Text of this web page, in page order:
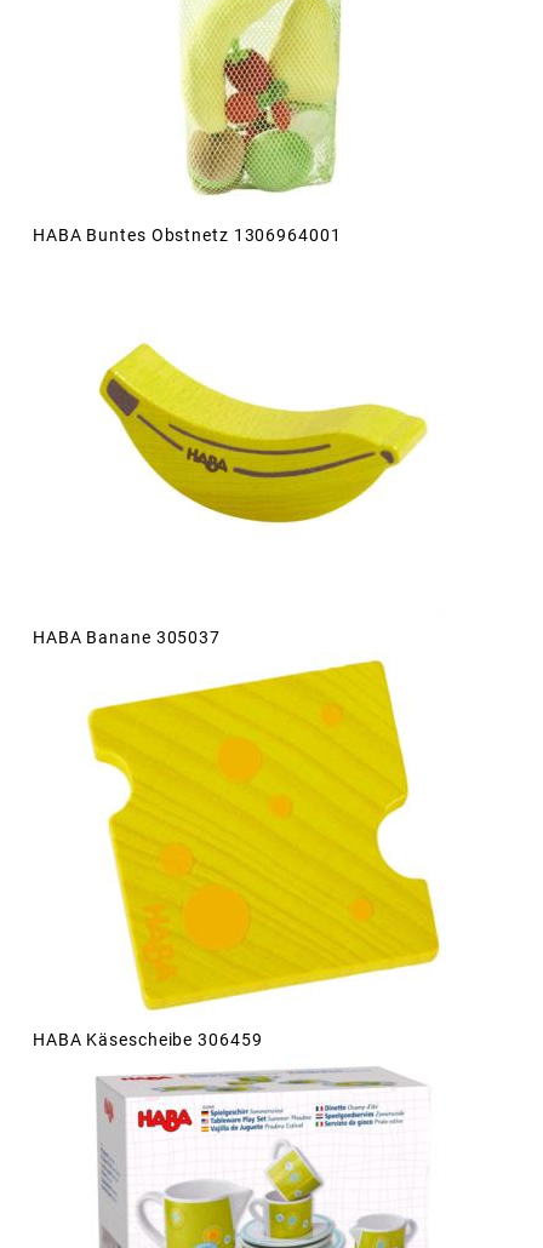
HABA Buntes Obstnetz 1306964001
HABA Banane 305037
HABA Käsescheibe 306459